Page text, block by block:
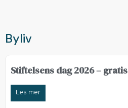
Byliv
Stiftelsens dag 2026 –
Les mer